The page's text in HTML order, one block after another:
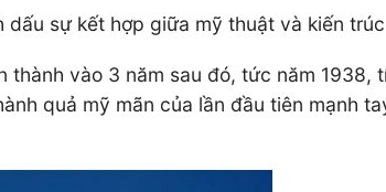
dấu sự kết hợp giữa mỹ thuật và kiến trúc
vào 3 năm sau đó, tức năm
quả mỹ mãn của lần đầu tiên mạnh